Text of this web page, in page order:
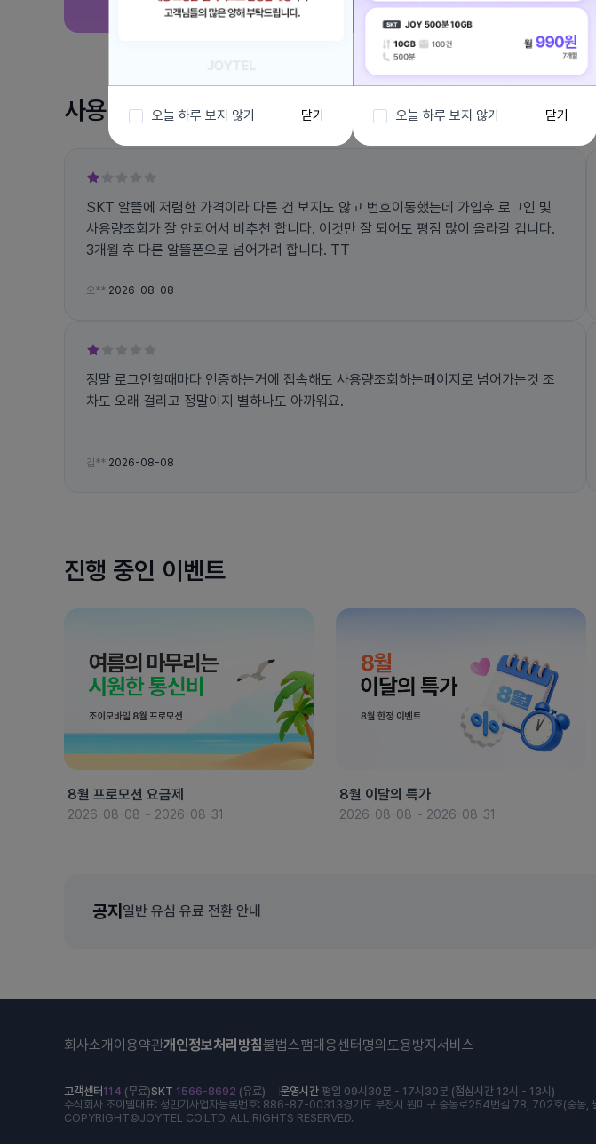
사용 후기
SKT 알뜰에 저렴한 가격이라 다른 건 보지도 않고 번호이동했는데 가입후 로그인 및
사용량조회가 잘 안되어서 비추천 합니다. 이것만 잘 되어도 평점 많이 올라갈 겁니다.
3개월 후 다른 알뜰폰으로 넘어가려 합니다. TT
오** 2026-08-08
정말 로그인할때마다 인증하는거에 접속해도 사용량조회하는페이지로 넘어가는것 조
차도 오래 걸리고 정말이지 별하나도 아까워요.
김** 2026-08-08
진행 중인 이벤트
8월 프로모션 요금제
2026-08-08 ~ 2026-08-31
8월 이달의 특가
2026-08-08 ~ 2026-08-31
공지 일반 유심 유료 전환 안내
회사소개 이용약관개인정보처리방침불법스팸대응센터 명의도용방지서비스
고객센터 114 (무료)SKT 1566-8692 (유료) 운영시간 평일 09시30분 - 17시30분 (점심시간 12시 - 13시)
주식회사 조이텔대표: 정민기 사업자등록번호: 886-87-00313경기도 부천시 원미구 중동로254번길 78, 702호(중동,
COPYRIGHT©JOYTEL CO.LTD. ALL RIGHTS RESERVED.
오늘 하루 보지 않기 닫기 오늘 하루 보지 않기 닫기